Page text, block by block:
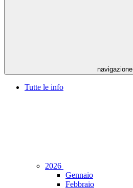
navigazione
Tutte le info
2026
Gennaio
Febbraio